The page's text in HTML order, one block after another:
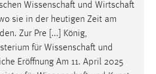
Wissenschaft und Wirtschaft
sie in der heutigen Zeit am
Zur Pre [...] König,
für Wissenschaft und
Eröffnung Am 11. April 2025